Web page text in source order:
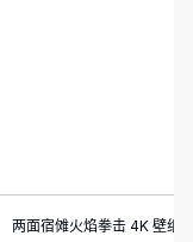
两面宿傩火焰拳击 4K 壁纸